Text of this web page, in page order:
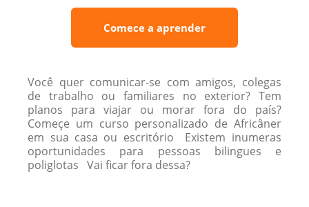
Comece a aprender
Você quer comunicar-se com amigos, colegas
de trabalho ou familiares no exterior? Tem
planos para viajar ou morar fora do país?
Começe um curso personalizado de Africâner
em sua casa ou escritório Existem inumeras
oportunidades para pessoas bilingues e
poliglotas Vai ficar fora dessa?